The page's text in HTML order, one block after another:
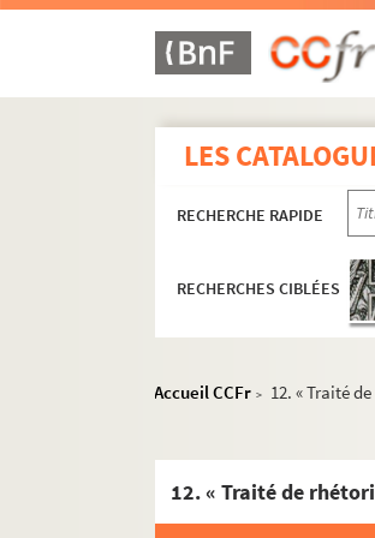
LES
RECHERCHE RAPIDE
RECHERCHES CIBLÉES
Accueil CCFr > 12. « Traité
12. « Traité de